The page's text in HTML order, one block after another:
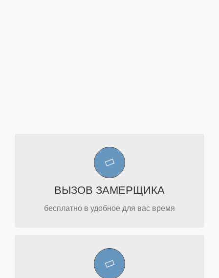
ВЫЗОВ ЗАМЕРЩИКА
бесплатно в удобное для вас время
Вы можете заказать выезд замерщика в
удобное для Вас время.
ЗАКАЗАТЬ
НАПИСАТЬ